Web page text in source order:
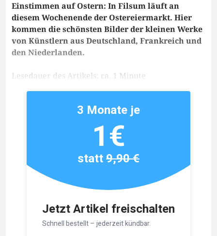
Einstimmen auf Ostern: In Filsum läuft an
diesem Wochenende der Ostereiermarkt. Hier
kommen die schönsten Bilder der kleinen Werke
von Künstlern aus Deutschland, Frankreich und
den Niederlanden.
Lesedauer des Artikels: ca. 1 Minute
Jetzt Artikel freischalten
Schnell bestellt – jederzeit kündbar.
3 Monate je
1€
statt9,90 €